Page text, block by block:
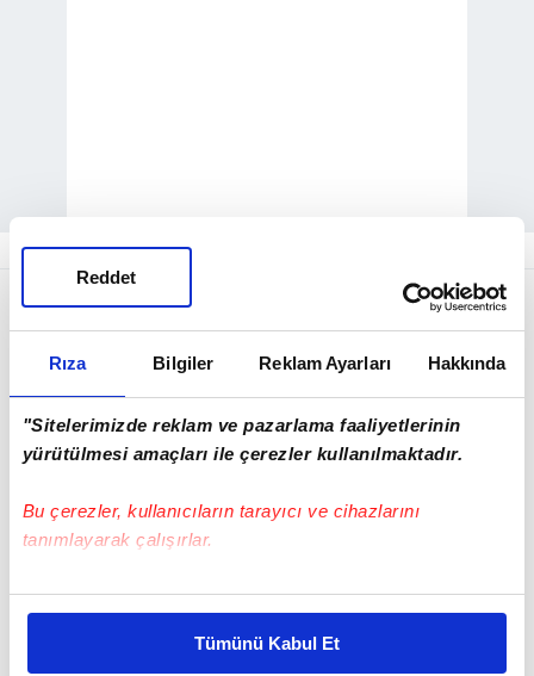
Rıza Bilgiler Reklam Ayarları Hakkında
"Sitelerimizde reklam ve pazarlama faaliyetlerinin
yürütülmesi amaçları ile çerezler kullanılmaktadır.
Bu çerezler, kullanıcıların tarayıcı ve cihazlarını
tanımlayarak çalışırlar.
Bu çerezlere izin vermeniz halinde sizlere özel
daha iyi reklam deneyimi yaşatabiliriz. Bunu yaparken
Tümünü Kabul Et
Reddet
Sabahın erken saatlerinde ellerinde